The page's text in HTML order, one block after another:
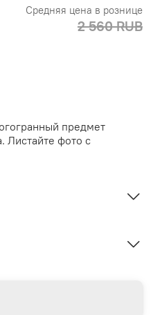
Средняя цена в рознице
2 560 RUB
предмет
Листайте фото с